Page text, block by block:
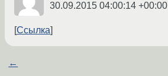
30.09.2015 04:00:14 +00:00
Ссылка
←